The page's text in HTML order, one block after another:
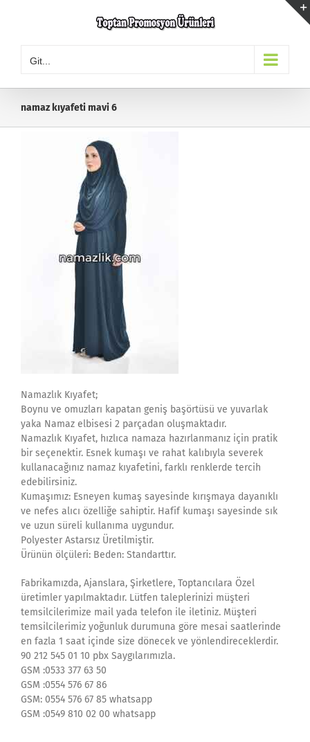
Git...
namaz kıyafeti mavi 6
Namazlık Kıyafet;
Boynu ve omuzları kapatan geniş başörtüsü ve yuvarlak
yaka Namaz elbisesi 2 parçadan oluşmaktadır.
Namazlık Kıyafet, hızlıca namaza hazırlanmanız için pratik
bir seçenektir. Esnek kumaşı ve rahat kalıbıyla severek
kullanacağınız namaz kıyafetini, farklı renklerde tercih
edebilirsiniz.
Kumaşımız: Esneyen kumaş sayesinde kırışmaya dayanıklı
ve nefes alıcı özelliğe sahiptir. Hafif kumaşı sayesinde sık
ve uzun süreli kullanıma uygundur.
Polyester Astarsız Üretilmiştir.
Ürünün ölçüleri: Beden: Standarttır.
Fabrikamızda, Ajanslara, Şirketlere, Toptancılara Özel
üretimler yapılmaktadır. Lütfen taleplerinizi müşteri
temsilcilerimize mail yada telefon ile iletiniz. Müşteri
temsilcilerimiz yoğunluk durumuna göre mesai saatlerinde
en fazla 1 saat içinde size dönecek ve yönlendireceklerdir.
90 212 545 01 10 pbx Saygılarımızla.
GSM :0533 377 63 50
GSM :0554 576 67 86
GSM: 0554 576 67 85 whatsapp
GSM :0549 810 02 00 whatsapp